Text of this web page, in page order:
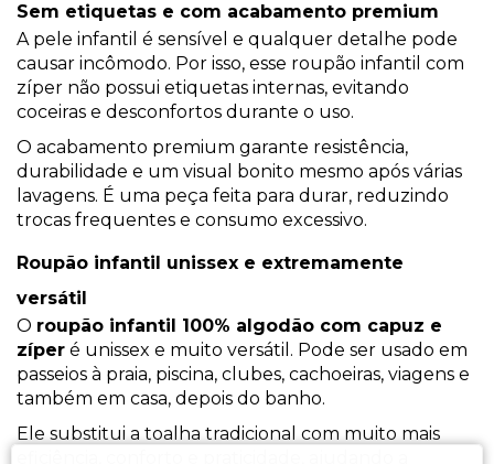
Sem etiquetas e com acabamento premium
A pele infantil é sensível e qualquer detalhe pode
causar incômodo. Por isso, esse roupão infantil com
zíper não possui etiquetas internas, evitando
coceiras e desconfortos durante o uso.
O acabamento premium garante resistência,
durabilidade e um visual bonito mesmo após várias
lavagens. É uma peça feita para durar, reduzindo
trocas frequentes e consumo excessivo.
Roupão infantil unissex e extremamente
versátil
O roupão infantil 100% algodão com capuz e
zíper é unissex e muito versátil. Pode ser usado em
passeios à praia, piscina, clubes, cachoeiras, viagens e
também em casa, depois do banho.
Ele substitui a toalha tradicional com muito mais